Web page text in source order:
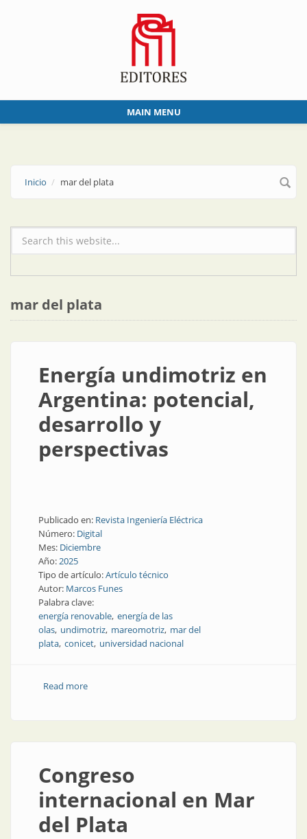
MAIN MENU
Inicio mar del plata
Formulario de búsqueda
mar del plata
Energía undimotriz en
Argentina: potencial,
desarrollo y
perspectivas
Publicado en: Revista Ingeniería Eléctrica
Número: Digital
Mes: Diciembre
Año:2025
Tipo de artículo:Artículo técnico
Autor: Marcos Funes
Palabra clave:
energía renovable energía de las
olas undimotriz mareomotriz mar del
plata conicet universidad nacional
Read moreabout Energía undimotriz en Argentina: potencial,
Congreso
internacional en Mar
del Plata